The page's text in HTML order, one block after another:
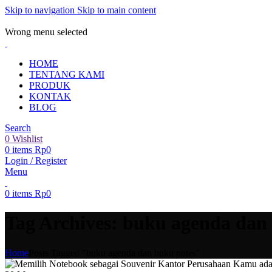
Skip to navigation Skip to main content
Wrong menu selected
HOME
TENTANG KAMI
PRODUK
KONTAK
BLOG
Search
0 Wishlist
0 items Rp0
Login / Register
Menu
0 items Rp0
Home